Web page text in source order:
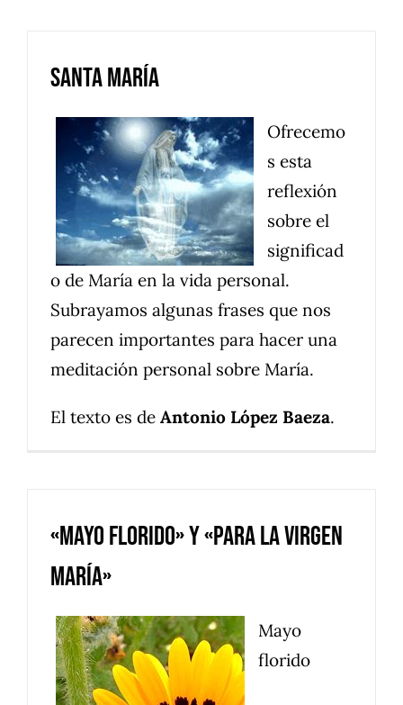
Santa María
Ofrecemo
s esta
reflexión
sobre el
significad
o de María en la vida personal.
Subrayamos algunas frases que nos
parecen importantes para hacer una
meditación personal sobre María.
El texto es de Antonio López Baeza.
«Mayo florido» y «Para la Virgen
María»
Mayo
florido